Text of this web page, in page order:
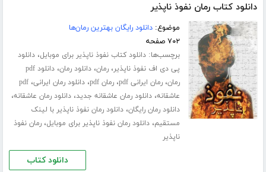
دانلود کتاب رمان نفوذ ناپذیر
موضوع:دانلود رایگان بهترین رمان‌ها
۷۰۲ صفحه
برچسب‌ها:دانلود کتاب نفوذ ناپذیر برای موبایل،دانلود
پی دی اف نفوذ ناپذیر،رمان،دانلود رمان،
دانلود pdf
رمان،رمان ایرانی pdf ،رمان pdf ،دانلود رمان ایرانی،pdf
عاشقانه،دانلود رمان عاشقانه جدید،دانلود رمان عاشقانه،
دانلود رمان رایگان،دانلود رمان نفوذ ناپذیر با لینک
مستقیم،دانلود رمان نفوذ ناپذیر برای موبایل،رمان نفوذ
ناپذیر
دانلود کتاب